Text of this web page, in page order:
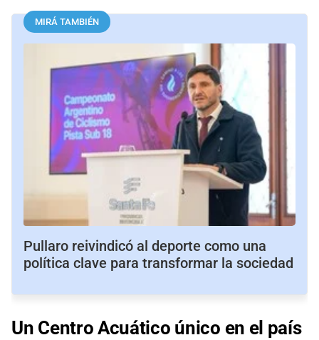
MIRÁ TAMBIÉN
Pullaro reivindicó al deporte como una
política clave para transformar la sociedad
Un Centro Acuático único en el país